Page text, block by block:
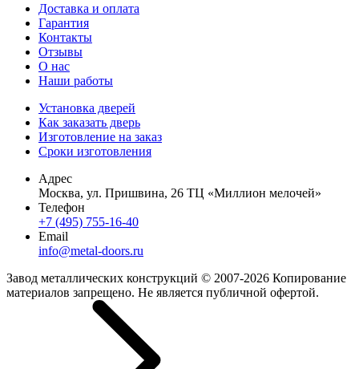
Доставка и оплата
Гарантия
Контакты
Отзывы
О нас
Наши работы
Установка дверей
Как заказать дверь
Изготовление на заказ
Сроки изготовления
Адрес
Москва, ул. Пришвина, 26 ТЦ «Миллион мелочей»
Телефон
+7 (495) 755-16-40
Email
info@metal-doors.ru
Завод металлических конструкций © 2007-2026 Копирование
материалов запрещено. Не является публичной офертой.